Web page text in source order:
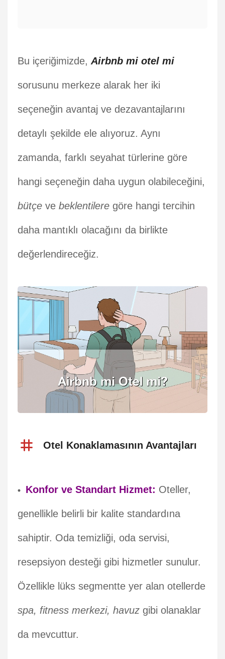
Bu içeriğimizde, Airbnb mi otel mi
sorusunu merkeze alarak her iki
seçeneğin avantaj ve dezavantajlarını
detaylı şekilde ele alıyoruz. Aynı
zamanda, farklı seyahat türlerine göre
hangi seçeneğin daha uygun olabileceğini,
bütçe ve beklentilere göre hangi tercihin
daha mantıklı olacağını da birlikte
değerlendireceğiz.
Otel Konaklamasının Avantajları
Konfor ve Standart Hizmet: Oteller,
genellikle belirli bir kalite standardına
sahiptir. Oda temizliği, oda servisi,
resepsiyon desteği gibi hizmetler sunulur.
Özellikle lüks segmentte yer alan otellerde
spa, fitness merkezi, havuz gibi olanaklar
da mevcuttur.